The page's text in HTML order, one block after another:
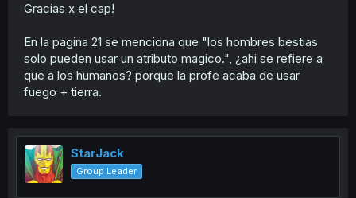
Gracias x el cap!
En la pagina 21 se menciona que "los hombres bestias
solo pueden usar un atributo magico.", ¿ahi se refiere a
que a los humanos? porque la profe acaba de usar
fuego + tierra.
StarJack
Group Leader